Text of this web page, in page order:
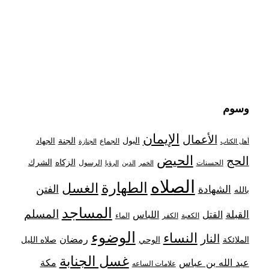
وسوم
أهل الكتاب الأعمال الإيمان البول الجماع الجنازة الجنة الجهاد
الحج الحسنات الحيض الخمر الدين الرؤيا الرسول الزكاه الشرك
بالله الشهادة الصلاه الطهارة الغسل الفتن
القبلة القتل الكعبة الكفر اللباس الماء المساجد المسلم
الملائكة النار النساء الوحي الوضوء رمضان صلاه الليل
عبد الله بن عباس علامات الساعه غسل الجنابة مكة